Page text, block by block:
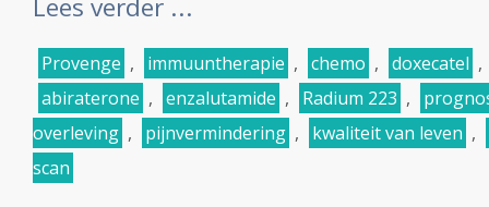
Lees verder ...
Provenge , immuuntherapie , chemo , doxecatel ,
abiraterone , enzalutamide , Radium 223 ,
overleving , pijnvermindering , kwaliteit van leven ,
scan